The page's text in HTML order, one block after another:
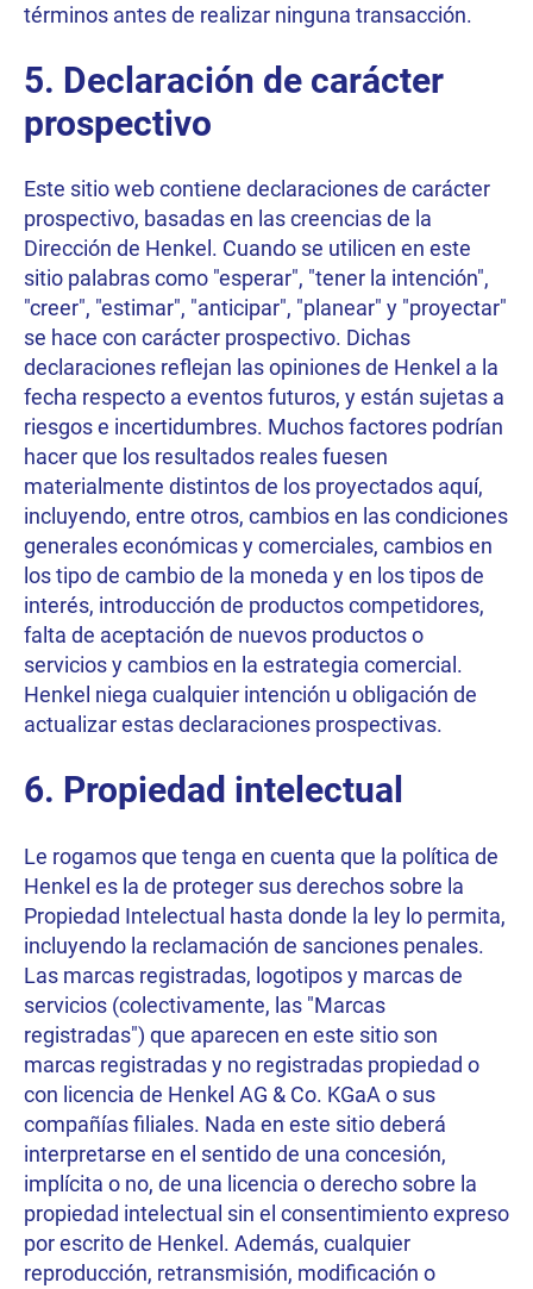
términos antes de realizar ninguna transacción.
5. Declaración de carácter
prospectivo
Este sitio web contiene declaraciones de carácter
prospectivo, basadas en las creencias de la
Dirección de Henkel. Cuando se utilicen en este
sitio palabras como "esperar", "tener la intención",
"creer", "estimar", "anticipar", "planear" y "proyectar"
se hace con carácter prospectivo. Dichas
declaraciones reflejan las opiniones de Henkel a la
fecha respecto a eventos futuros, y están sujetas a
riesgos e incertidumbres. Muchos factores podrían
hacer que los resultados reales fuesen
materialmente distintos de los proyectados aquí,
incluyendo, entre otros, cambios en las condiciones
generales económicas y comerciales, cambios en
los tipo de cambio de la moneda y en los tipos de
interés, introducción de productos competidores,
falta de aceptación de nuevos productos o
servicios y cambios en la estrategia comercial.
Henkel niega cualquier intención u obligación de
actualizar estas declaraciones prospectivas.
6. Propiedad intelectual
Le rogamos que tenga en cuenta que la política de
Henkel es la de proteger sus derechos sobre la
Propiedad Intelectual hasta donde la ley lo permita,
incluyendo la reclamación de sanciones penales.
Las marcas registradas, logotipos y marcas de
servicios (colectivamente, las "Marcas
registradas") que aparecen en este sitio son
marcas registradas y no registradas propiedad o
con licencia de Henkel AG & Co. KGaA o sus
compañías filiales. Nada en este sitio deberá
interpretarse en el sentido de una concesión,
implícita o no, de una licencia o derecho sobre la
propiedad intelectual sin el consentimiento expreso
por escrito de Henkel. Además, cualquier
reproducción, retransmisión, modificación o